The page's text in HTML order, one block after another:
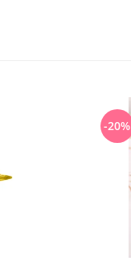
-20%